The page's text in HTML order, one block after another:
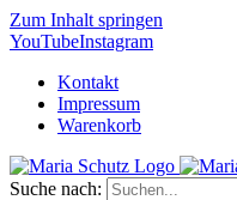
Zum Inhalt springen
YouTubeInstagram
Kontakt
Impressum
Warenkorb
Suche nach: